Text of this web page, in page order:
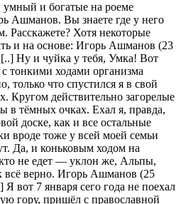
и богатые на роеме
Ашманов. Вы знаете где у него
Расскажете? Хотя некоторые
и на основе: Игорь Ашманов (23
Ну и чуйка у тебя, Умка! Вот
тонкими ходами организма
только что спустился я в свой
Кругом действительно загорелые
в тёмных очках. Ехал я, правда,
доске, как и все остальные
вроде тоже у всей моей семьи
Да, и коньковым ходом на
не едет — уклон же, Альпы,
всё верно. Игорь Ашманов (25
вот 7 января сего года не поехал
гору, пришёл с православной